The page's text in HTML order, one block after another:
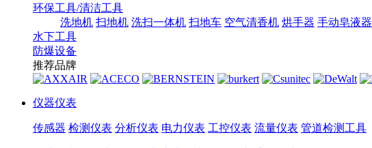
环保工具/清洁工具
洗地机 扫地机 洗扫一体机 扫地车 空气清香机 烘手器 手动皂液器
水下工具
防爆设备
推荐品牌
仪器仪表
传感器 检测仪表 分析仪表 电力仪表 工控仪表 流量仪表 管道检测工具